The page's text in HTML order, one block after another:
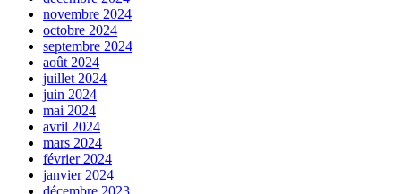
novembre 2024
octobre 2024
septembre 2024
août 2024
juillet 2024
juin 2024
mai 2024
avril 2024
mars 2024
février 2024
janvier 2024
décembre 2023